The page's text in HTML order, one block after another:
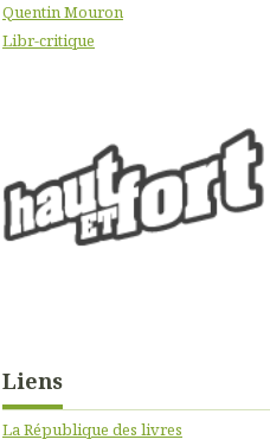
Quentin Mouron
Libr-critique
Liens
La République des livres